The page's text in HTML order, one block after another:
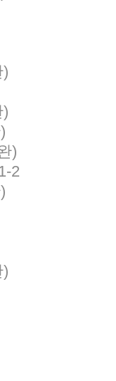
)
2